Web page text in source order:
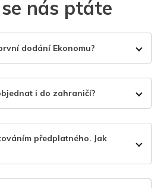
nás ptáte
dodání Ekonomu?
i do zahraničí?
předplatného. Jak